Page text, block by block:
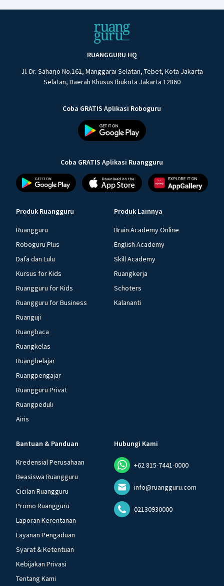
RUANGGURU HQ
Jl. Dr. Saharjo No.161, Manggarai Selatan, Tebet, Kota Jakarta
Selatan, Daerah Khusus Ibukota Jakarta 12860
Coba GRATIS Aplikasi Roboguru
Coba GRATIS Aplikasi Ruangguru
Produk Ruangguru
Ruangguru
Roboguru Plus
Dafa dan Lulu
Kursus for Kids
Ruangguru for Kids
Ruangguru for Business
Ruanguji
Ruangbaca
Ruangkelas
Ruangbelajar
Ruangpengajar
Ruangguru Privat
Ruangpeduli
Airis
Produk Lainnya
Brain Academy Online
English Academy
Skill Academy
Ruangkerja
Schoters
Kalananti
Bantuan & Panduan
Kredensial Perusahaan
Beasiswa Ruangguru
Cicilan Ruangguru
Promo Ruangguru
Laporan Kerentanan
Layanan Pengaduan
Syarat & Ketentuan
Kebijakan Privasi
Tentang Kami
Hubungi Kami
+62 815-7441-0000
info@ruangguru.com
02130930000